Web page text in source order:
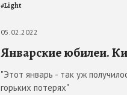
#Light
05.02.2022
Январские юбилеи.
"Этот январь - так уж
горьких потерях"